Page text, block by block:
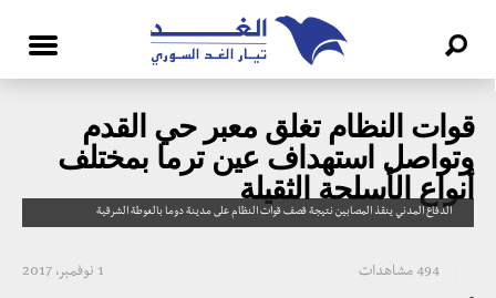
قوات النظام تغلق معبر حي القدم
وتواصل استهداف عين ترما بمختلف
أنواع الأسلحة الثقيلة
الدفاع المدني ينقذ المصابين نتيجة قصف قوات النظام على مدينة دوما بالغوطة الشرقية
1 نوفمبر، 2017 494 مشاهدات